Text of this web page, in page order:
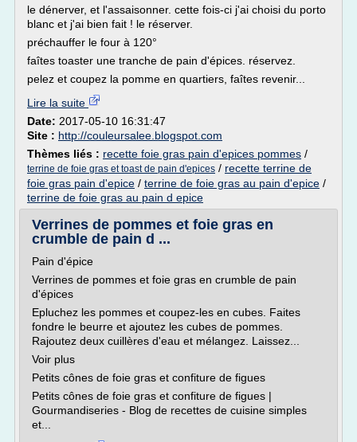
le dénerver, et l'assaisonner. cette fois-ci j'ai choisi du porto
blanc et j'ai bien fait ! le réserver.
préchauffer le four à 120°
faîtes toaster une tranche de pain d'épices. réservez.
pelez et coupez la pomme en quartiers, faîtes revenir...
Lire la suite
Date: 2017-05-10 16:31:47
Site : http://couleursalee.blogspot.com
Thèmes liés : recette foie gras pain d'epices pommes /
terrine de foie gras et toast de pain d'epices / recette terrine de
foie gras pain d'epice / terrine de foie gras au pain d'epice /
terrine de foie gras au pain d epice
Verrines de pommes et foie gras en
crumble de pain d ...
Pain d'épice
Verrines de pommes et foie gras en crumble de pain
d'épices
Epluchez les pommes et coupez-les en cubes. Faites
fondre le beurre et ajoutez les cubes de pommes.
Rajoutez deux cuillères d'eau et mélangez. Laissez...
Voir plus
Petits cônes de foie gras et confiture de figues
Petits cônes de foie gras et confiture de figues |
Gourmandiseries - Blog de recettes de cuisine simples
et...